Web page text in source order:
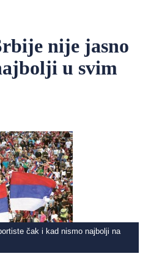
nije jasno
u svim
čak i kad nismo najbolji na